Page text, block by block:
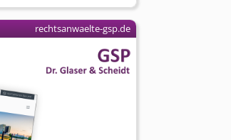
rechtsanwaelte-gsp.de